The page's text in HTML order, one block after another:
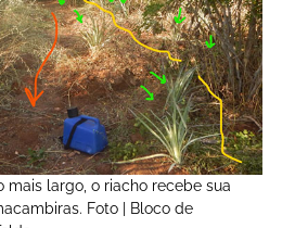
mais largo, o riacho recebe sua
Foto | Bloco de